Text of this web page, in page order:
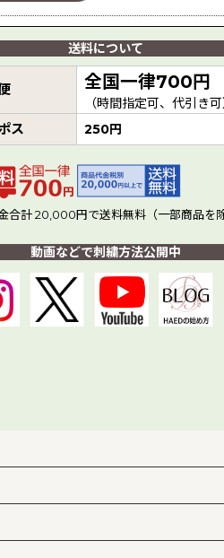
送料について
全国一律700円
（時間指定可、代引き可
ス 250円
合計 20,000円で送料無料（一部商品を
動画などで刺繍方法公開中